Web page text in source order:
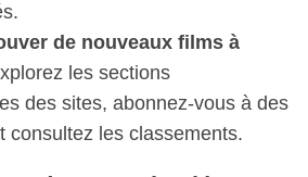
de nouveaux films à
les sections
des sites, abonnez-vous à des
consultez les classements.